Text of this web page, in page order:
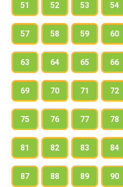
51 52 53 54
57 58 59 60
63 64 65 66
69 70 71 72
75 76 77 78
81 82 83 84
87 88 89 90